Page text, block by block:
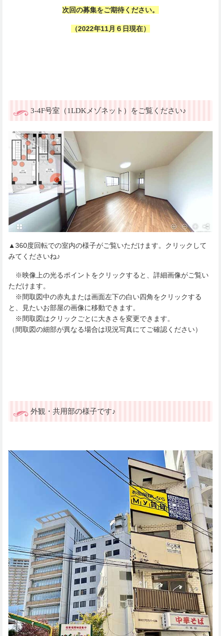
次回の募集をご期待ください。
（2022年11月６日現在）
3-4F号室（1LDKメゾネット）をご覧ください♪
▲360度回転での室内の様子がご覧いただけます。クリックして
みてくださいね♪
※映像上の光るポイントをクリックすると、詳細画像がご覧い
ただけます。
※間取図中の赤丸または画面左下の白い四角をクリックする
と、見たいお部屋の画像に移動できます。
※間取図はクリックごとに大きさを変更できます。
（間取図の細部が異なる場合は現況写真にてご確認ください）
外観・共用部の様子です♪